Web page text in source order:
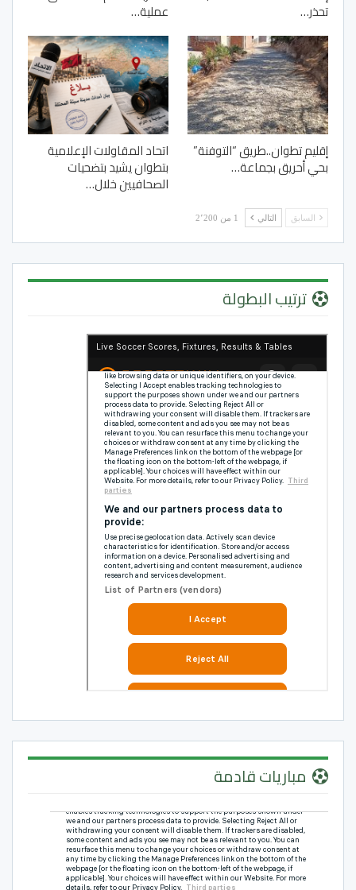
تحذر… عملية…
إقليم تطوان..طريق “التوفنة”
بحي أحريق بجماعة…
اتحاد المقاولات الإعلامية
بتطوان يشيد بتضحيات
الصحافيين خلال…
السابق التالي 1 من 2٬200
ترتيب البطولة
مباريات قادمة